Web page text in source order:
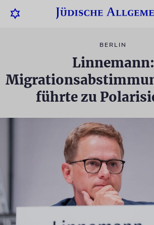
BERLIN
Linnemann:
führte zu